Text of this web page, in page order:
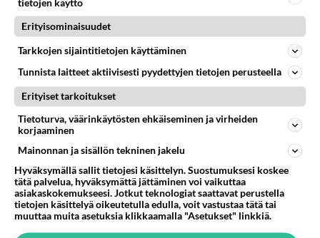
Anonyymi
2024-02-29 15:08:39
tietojen käyttö
Erityisominaisuudet
Tarkkojen sijaintitietojen käyttäminen
Tunnista laitteet aktiivisesti pyydettyjen tietojen perusteella
Erityiset tarkoitukset
Tietoturva, väärinkäytösten ehkäiseminen ja virheiden
korjaaminen
Mainonnan ja sisällön tekninen jakelu
Hyväksymällä sallit tietojesi käsittelyn. Suostumuksesi koskee
tätä palvelua, hyväksymättä jättäminen voi vaikuttaa
asiakaskokemukseesi. Jotkut teknologiat saattavat perustella
tietojen käsittelyä oikeutetulla edulla, voit vastustaa tätä tai
muuttaa muita asetuksia klikkaamalla "Asetukset" linkkiä.